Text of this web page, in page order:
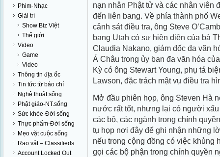
Phim-Nhạc
Giải trí
Show Biz Việt
Thế giới
Video
Game
Video
Thông tin địa ốc
Tin tức từ báo chí
Nghệ thuật sống
Phật giáo-NT.sống
Sức khỏe-Đời sống
Thực phẩm-Đời sống
Mẹo vặt cuộc sống
Rao vặt – Classifieds
Account Locked Out
nạn nhân Phật tử và các nhân viên
đến liên bang. Về phía thành phố
cảnh sát điều tra, ông Steve
bang Utah có sự hiện diện của bà
Claudia Nakano, giám đốc đa văn
Á Châu trong ủy ban đa văn hóa
Kỳ có ông Stewart Young, phụ tá
Lawson, đặc trách mật vụ điều tra
Mở đầu phiên họp, ông Steven Hà
nước rất tốt, nhưng lại có người
các bộ, các ngành trong chính
tụ họp nơi đây để ghi nhận những
nếu trong cộng đồng có việc khủng
gọi các bộ phận trong chính quyền